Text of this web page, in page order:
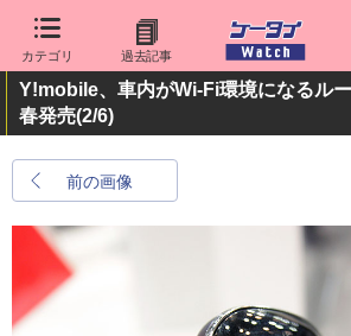
カテゴリ 過去記事
Y!mobile、車内がWi-Fi環境になるル
春発売(2/6)
前の画像